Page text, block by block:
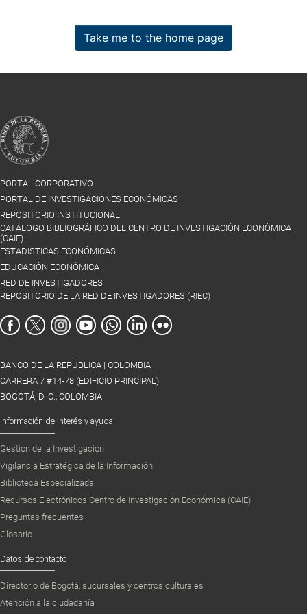
Take me to the home page
PORTAL CORPORATIVO
PORTAL DE INVESTIGACIONES ECONÓMICAS
REPOSITORIO INSTITUCIONAL
CATÁLOGO BIBLIOGRÁFICO DEL CENTRO DE INVESTIGACIÓN ECONÓMICA
(CAIE)
ESTADÍSTICAS ECONÓMICAS
EDUCACIÓN ECONÓMICA
RED DE INVESTIGADORES
REPOSITORIO DE LA RED DE INVESTIGADORES (RIEC)
BANCO DE LA REPÚBLICA | COLOMBIA
CARRERA 7 #14-78 (EDIFICIO PRINCIPAL)
BOGOTÁ, D. C., COLOMBIA
Información de interés y ayuda
Gestión de la Investigación
Vigilancia Estratégica de la Información
Biblioteca Especializada
Recursos Electrónicos Centro de Investigación Económica (CAIE)
Preguntas frecuentes
Glosario
Datos de contacto
Directorio de Bogotá, sucursales y centros culturales
Atención a la ciudadanía